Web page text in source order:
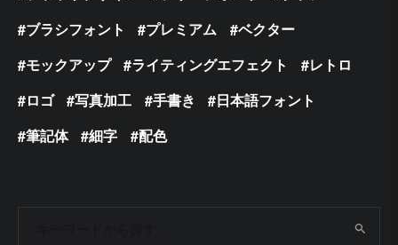
ブラシフォント
プレミアム
ベクター
モックアップ
ライティングエフェクト
レトロ
ロゴ
写真加工 手書き
日本語フォント
筆記体
細字 配色